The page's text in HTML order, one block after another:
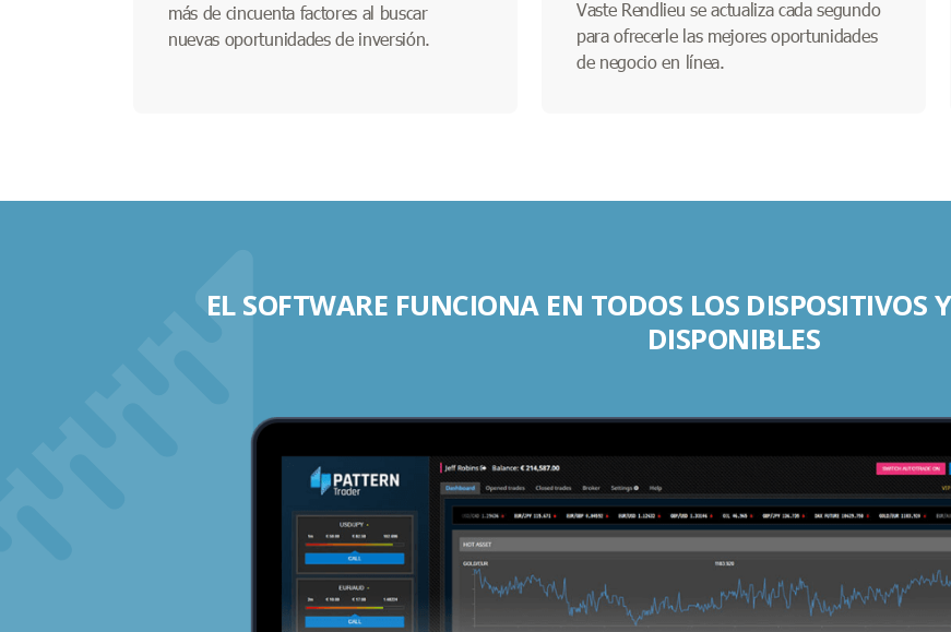
más de cincuenta factores al buscar
nuevas oportunidades de inversión.
Vaste Rendlieu se actualiza cada segundo
para ofrecerle las mejores oportunidades
de negocio en línea.
EL SOFTWARE FUNCIONA EN TODOS LOS DISPOSITIVOS
DISPONIBLES